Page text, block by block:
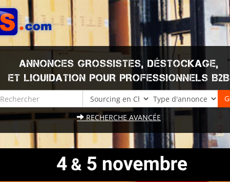
ANNONCES GROSSISTES, DÉSTOCKAGE,
ET LIQUIDATION POUR PROFESSIONNELS B2B
RECHERCHE AVANCÉE